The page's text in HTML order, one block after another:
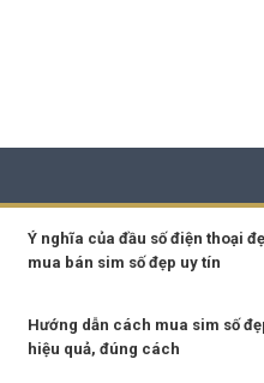
Ý nghĩa của đầu số điện thoại
mua bán sim số đẹp uy tín
Hướng dẫn cách mua sim số
hiệu quả, đúng cách